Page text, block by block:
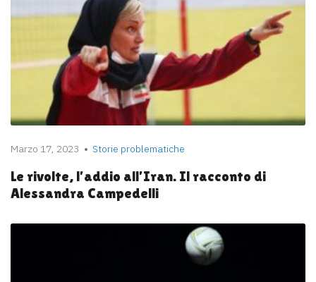
Marzo 17, 2023 Storie problematiche
Le rivolte, l’addio all’Iran. Il racconto di
Alessandra Campedelli